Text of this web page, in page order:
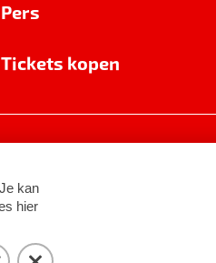
Pers
Tickets kopen